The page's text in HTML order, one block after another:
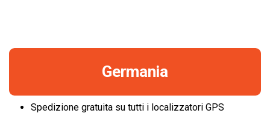
Germania
Spedizione gratuita su tutti i localizzatori GPS